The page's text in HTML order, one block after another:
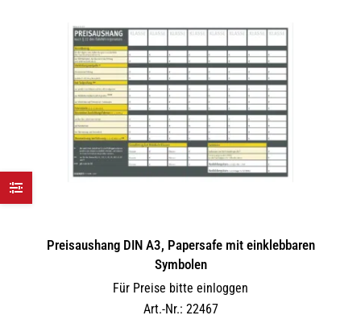
Preisaushang DIN A3, Papersafe mit einklebbaren
Symbolen
Für Preise bitte einloggen
Art.-Nr.: 22467